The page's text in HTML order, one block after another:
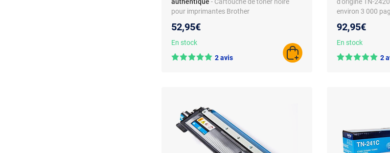
authentique - Cartouche de toner noire
pour imprimantes Brother
52,95€
En stock
2 avis
AJOUTER AU PANIER
d'origine TN-
environ 3 000
92,95€
En stock
2